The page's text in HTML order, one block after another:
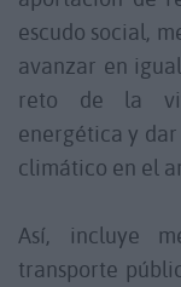
escudo social,
avanzar en
reto de la
energética y
climático en el
Así, incluye
transporte